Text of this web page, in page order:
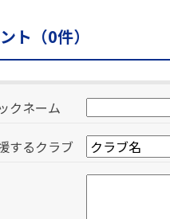
ト（0件）
クネーム
するクラブ